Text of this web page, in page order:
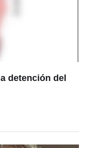
detención del